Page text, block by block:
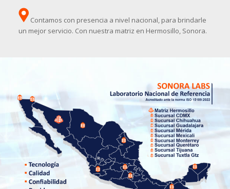
Contamos con presencia a nivel nacional, para brindarle
un mejor servicio. Con nuestra matriz en Hermosillo, Sonora.